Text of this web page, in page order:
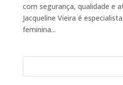
com segurança, qualidade e
Jacqueline Vieira é
feminina...